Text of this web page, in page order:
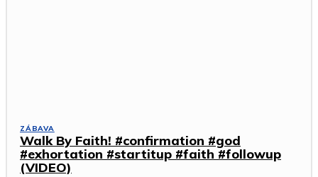
ZÁBAVA
Walk By Faith! #confirmation #god
#exhortation #startitup #faith #followup
(VIDEO)